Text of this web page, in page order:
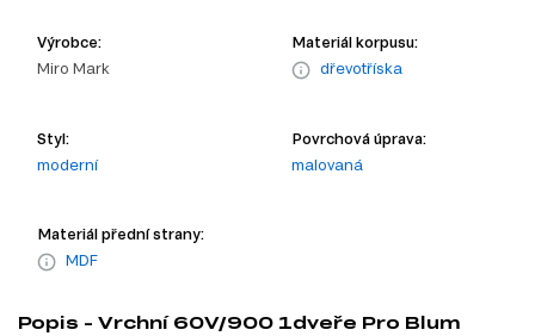
Výrobce:
Miro Mark
Materiál korpusu:
dřevotříska
Styl:
moderní
Povrchová úprava:
malovaná
Materiál přední strany:
MDF
Popis - Vrchní 60V/900 1dveře Pro Blum